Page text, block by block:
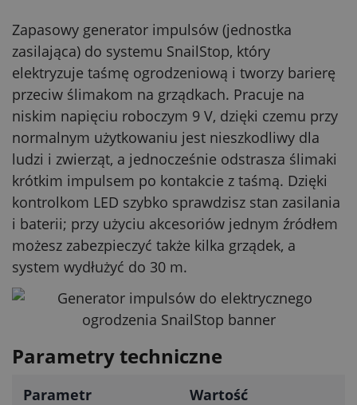
Zapasowy generator impulsów (jednostka
zasilająca) do systemu SnailStop, który
elektryzuje taśmę ogrodzeniową i tworzy barierę
przeciw ślimakom na grządkach. Pracuje na
niskim napięciu roboczym 9 V, dzięki czemu przy
normalnym użytkowaniu jest nieszkodliwy dla
ludzi i zwierząt, a jednocześnie odstrasza ślimaki
krótkim impulsem po kontakcie z taśmą. Dzięki
kontrolkom LED szybko sprawdzisz stan zasilania
i baterii; przy użyciu akcesoriów jednym źródłem
możesz zabezpieczyć także kilka grządek, a
system wydłużyć do 30 m.
Parametry techniczne
Parametr Wartość